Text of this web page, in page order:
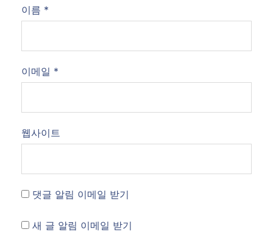
이름 *
이메일 *
웹사이트
댓글 알림 이메일 받기
새 글 알림 이메일 받기